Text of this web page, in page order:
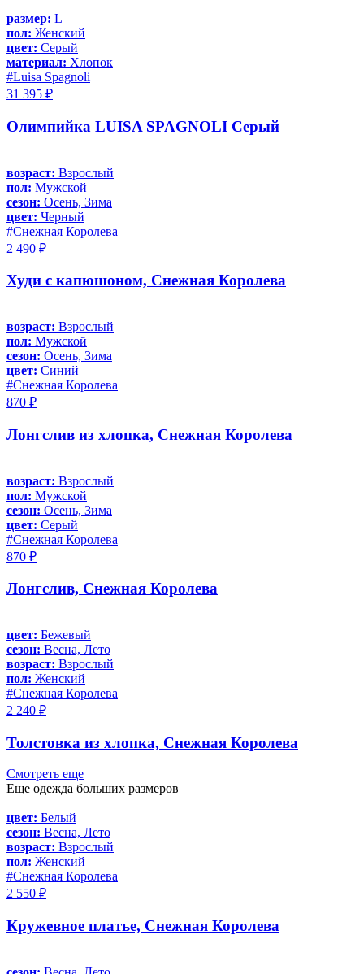
размер: L
пол: Женский
цвет: Серый
материал: Хлопок
#Luisa Spagnoli
31 395 ₽
Олимпийка LUISA SPAGNOLI Серый
возраст: Взрослый
пол: Мужской
сезон: Осень, Зима
цвет: Черный
#Снежная Королева
2 490 ₽
Худи с капюшоном, Снежная Королева
возраст: Взрослый
пол: Мужской
сезон: Осень, Зима
цвет: Синий
#Снежная Королева
870 ₽
Лонгслив из хлопка, Снежная Королева
возраст: Взрослый
пол: Мужской
сезон: Осень, Зима
цвет: Серый
#Снежная Королева
870 ₽
Лонгслив, Снежная Королева
цвет: Бежевый
сезон: Весна, Лето
возраст: Взрослый
пол: Женский
#Снежная Королева
2 240 ₽
Толстовка из хлопка, Снежная Королева
Смотреть еще
Еще одежда больших размеров
цвет: Белый
сезон: Весна, Лето
возраст: Взрослый
пол: Женский
#Снежная Королева
2 550 ₽
Кружевное платье, Снежная Королева